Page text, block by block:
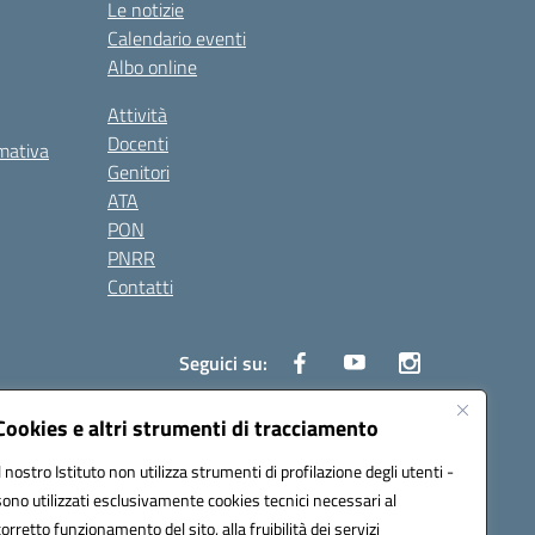
e altri strumenti di tracciamento
nostro Istituto non utilizza strumenti di profilazione degli utenti -
utilizzati esclusivamente cookies tecnici necessari al
funzionamento del sito, alla fruibilità dei servizi
Le notizie
Calendario eventi
Albo online
Attività
Docenti
Genitori
ATA
PON
PNRR
Contatti
Seguici su: